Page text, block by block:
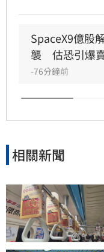
Mobian協助開
結果。透過追蹤
能向合作品牌收
進入「AI廣告」
模型回答中，引
SpaceX9億股
襲　估恐引爆
-76分鐘前
相關新聞